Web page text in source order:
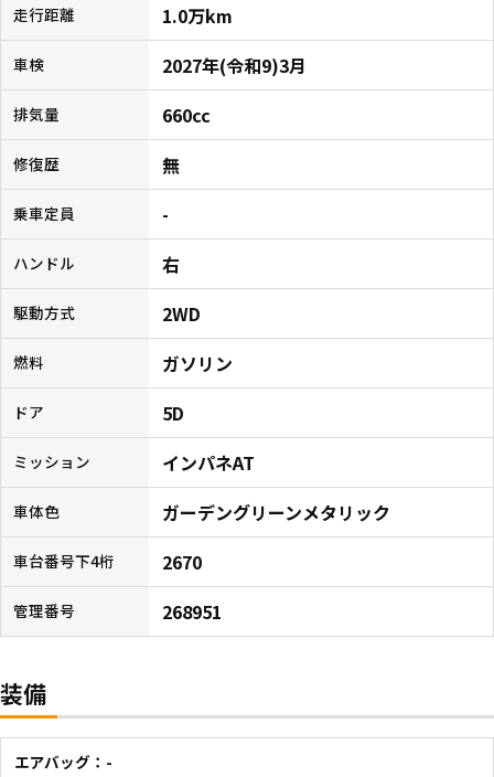
走行距離 1.0万km
車検 2027年(令和9)3月
排気量 660cc
修復歴 無
乗車定員 -
ハンドル 右
駆動方式 2WD
燃料 ガソリン
ドア 5D
ミッション インパネAT
車体色 ガーデングリーンメタリック
車台番号下4桁 2670
管理番号 268951
装備
エアバッグ：-